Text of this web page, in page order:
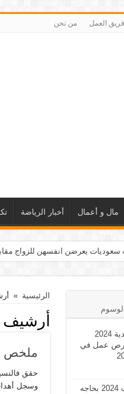
فريق العمل من نحن
مال و أعمال أخبار الرياضة
سعوديات يعرضن انفسهن للزواج
الرئيسية »
أرشيف
ملخص
الوسوم
وظائف في السعودية 2024
عمل في
وظائف في الكويت 2024 بحاجه